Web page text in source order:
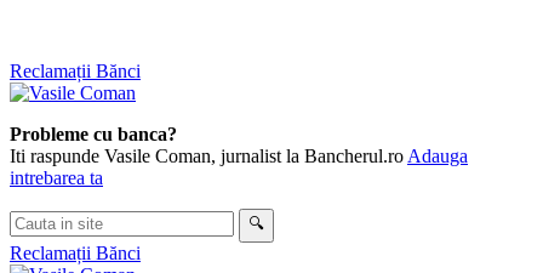
Skip
to
Reclamații Bănci
Probleme cu banca?
Iti raspunde Vasile Coman, jurnalist la Bancherul.ro Adauga
intrebarea ta
Cauta
in
site
🔍
Reclamații Bănci